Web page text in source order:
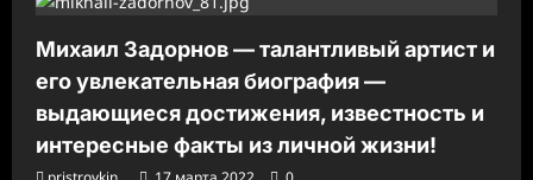
Михаил Задорнов — талантливый артист и
его увлекательная биография —
выдающиеся достижения, известность и
интересные факты из личной жизни!